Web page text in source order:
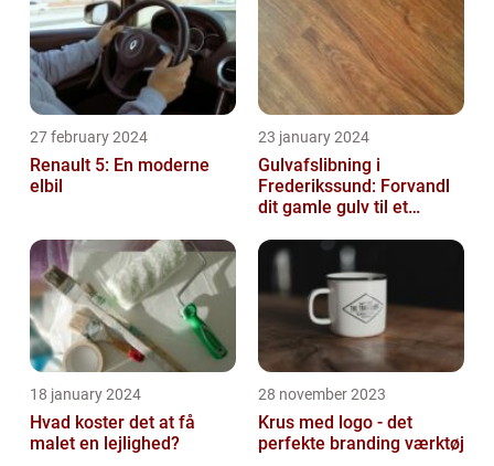
27 february 2024
Renault 5: En moderne
elbil
23 january 2024
Gulvafslibning i
Frederikssund: Forvandl
dit gamle gulv til et
18 january 2024
Hvad koster det at få
malet en lejlighed?
28 november 2023
Krus med logo - det
perfekte branding værktøj